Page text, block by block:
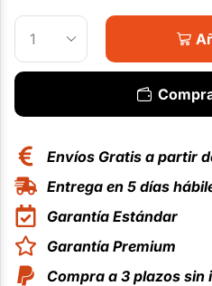
Envíos Gratis a partir
Entrega en 5 días
Garantía Estándar
Garantía Premium
Compra a 3 plazos sin